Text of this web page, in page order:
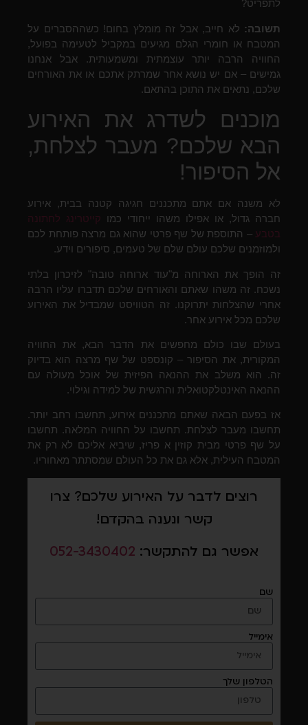
לתפריט?
תשובה: לא חייב, אבל זה מומלץ בחום! כשההסברים על
המטבח או חומרי הגלם מגיעים במקביל לטעימה בפועל,
החוויה הרבה יותר עוצמתית ומשמעותית. אבל אנחנו
גמישים – אם יש נושא אחר שמרתק אתכם או את האורחים
שלכם, נתאים את התוכן בהתאם.
מוכנים לשדרג את האירוע
הבא שלכם? מעבר לצלחת,
אל הסיפור!
לא משנה אם אתם מתכננים חגיגה קטנה בבית, אירוע
חברה גדול, או אפילו משהו ייחודי כמו קייטרינג לחתונה
בטבע – התוספת של שף פרטי שהוא גם מרצה פותחת לכם
ולמוזמנים שלכם עולם שלם של טעמים, סיפורים וידע.
זה הופך את הארוחה מ"עוד ארוחה טובה" לזיכרון בלתי
נשכח. זה משהו שאתם והאורחים שלכם תדברו עליו הרבה
אחרי שהצלחות יתרוקנו. זה הטוויסט שמבדיל את האירוע
שלכם מכל אירוע אחר.
בעולם שבו כולם מחפשים את הדבר הבא, את החוויה
המקורית, את הסיפור – קונספט של שף מרצה הוא בדיוק
זה. הוא משלב את ההנאה הפיזית של אוכל מעולה עם
ההנאה האינטלקטואלית והרגשית של למידה וגילוי.
אז בפעם הבאה שאתם מתכננים אירוע, תחשבו רחב יותר.
תחשבו מעבר לצלחת. תחשבו על החוויה המלאה. תחשבו
על שף פרטי מבית קוזין א פריז, שיביא אליכם לא רק את
המטבח העילית, אלא גם את כל העולם שמסתתר מאחוריו.
רוצים לדבר על האירוע שלכם? צרו
קשר ונענה בהקדם!
אפשר גם להתקשר: 052-3430402
שם
אימייל
הטלפון שלך